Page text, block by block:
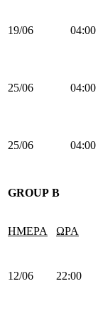
19/06 04:00
25/06 04:00
25/06 04:00
GROUP B
ΗΜΕΡΑ ΩΡΑ
12/06 22:00